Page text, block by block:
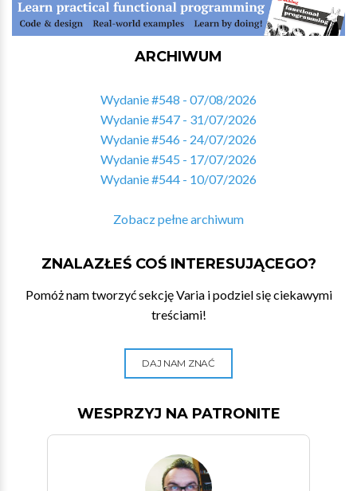
ARCHIWUM
Wydanie #548 - 07/08/2026
Wydanie #547 - 31/07/2026
Wydanie #546 - 24/07/2026
Wydanie #545 - 17/07/2026
Wydanie #544 - 10/07/2026
Zobacz pełne archiwum
ZNALAZŁEŚ COŚ INTERESUJĄCEGO?
Pomóż nam tworzyć sekcję Varia i podziel się ciekawymi
treściami!
DAJ NAM ZNAĆ
WESPRZYJ NA PATRONITE